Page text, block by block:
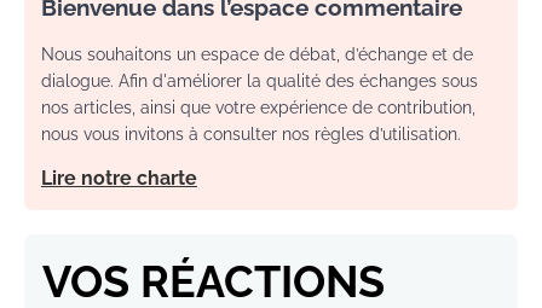
Bienvenue dans l’espace commentaire
Nous souhaitons un espace de débat, d’échange et de
dialogue. Afin d'améliorer la qualité des échanges sous
nos articles, ainsi que votre expérience de contribution,
nous vous invitons à consulter nos règles d’utilisation.
Lire notre charte
VOS RÉACTIONS